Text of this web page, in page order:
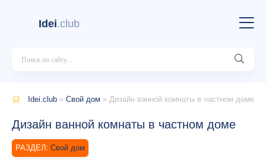
Idei.club
Idei.club » Свой дом » Дизайн ванной комнаты в частном доме
Дизайн ванной комнаты в частном доме
Свой дом